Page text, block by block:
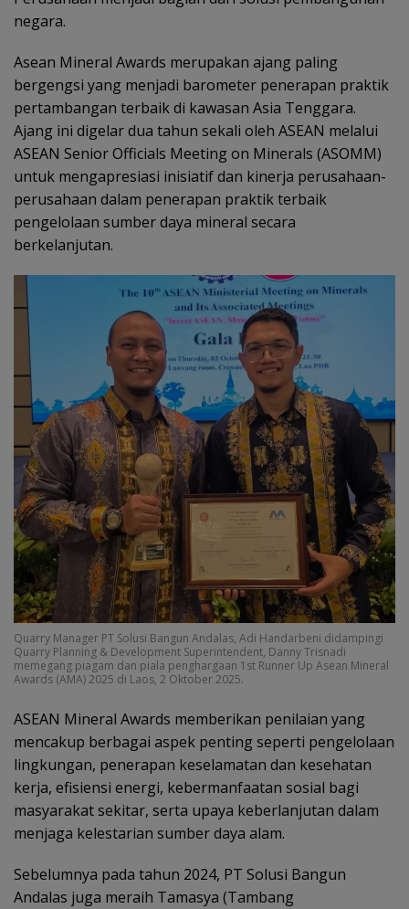
negara.
Asean Mineral Awards merupakan ajang paling
bergengsi yang menjadi barometer penerapan praktik
pertambangan terbaik di kawasan Asia Tenggara.
Ajang ini digelar dua tahun sekali oleh ASEAN melalui
ASEAN Senior Officials Meeting on Minerals (ASOMM)
untuk mengapresiasi inisiatif dan kinerja perusahaan-
perusahaan dalam penerapan praktik terbaik
pengelolaan sumber daya mineral secara
berkelanjutan.
Quarry Manager PT Solusi Bangun Andalas, Adi Handarbeni didampingi
Quarry Planning & Development Superintendent, Danny Trisnadi
memegang piagam dan piala penghargaan 1st Runner Up Asean Mineral
Awards (AMA) 2025 di Laos, 2 Oktober 2025.
ASEAN Mineral Awards memberikan penilaian yang
mencakup berbagai aspek penting seperti pengelolaan
lingkungan, penerapan keselamatan dan kesehatan
kerja, efisiensi energi, kebermanfaatan sosial bagi
masyarakat sekitar, serta upaya keberlanjutan dalam
menjaga kelestarian sumber daya alam.
Sebelumnya pada tahun 2024, PT Solusi Bangun
Andalas juga meraih Tamasya (Tambang